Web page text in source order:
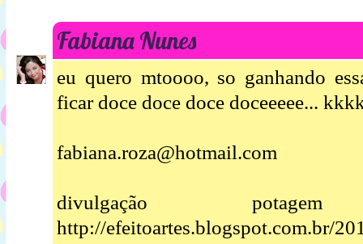
Fabiana Nunes
eu quero mtoooo, so ganhando
ficar doce doce doce doceeeee...
fabiana.roza@hotmail.com
divulgação
http://efeitoartes.blogspot.com.br/